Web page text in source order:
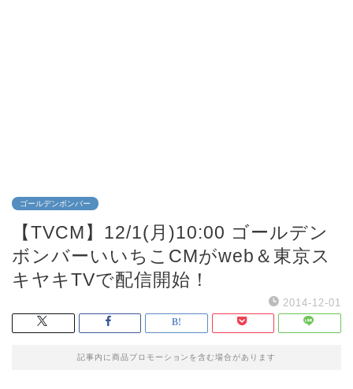
ゴールデンボンバー
【TVCM】12/1(月)10:00 ゴールデン
ボンバーいいちこCMがweb＆東京ス
キヤキTVで配信開始！
2014-12-01
記事内に商品プロモーションを含む場合があります